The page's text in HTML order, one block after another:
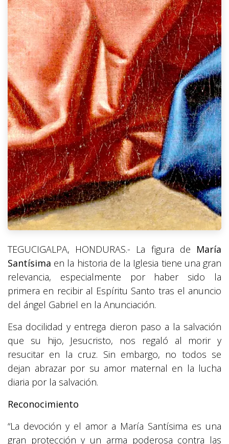
TEGUCIGALPA, HONDURAS.- La figura de María
Santísima en la historia de la Iglesia tiene una gran
relevancia, especialmente por haber sido la
primera en recibir al Espíritu Santo tras el anuncio
del ángel Gabriel en la Anunciación.
Esa docilidad y entrega dieron paso a la salvación
que su hijo, Jesucristo, nos regaló al morir y
resucitar en la cruz. Sin embargo, no todos se
dejan abrazar por su amor maternal en la lucha
diaria por la salvación.
Reconocimiento
“La devoción y el amor a María Santísima es una
gran protección y un arma poderosa contra las